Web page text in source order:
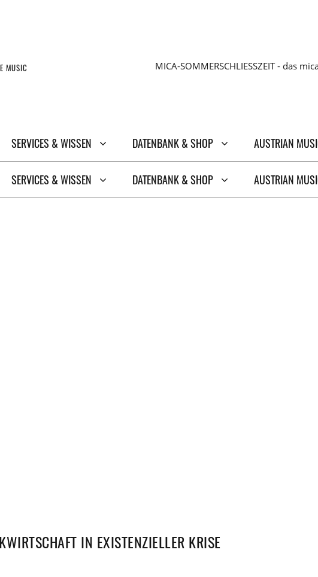
MUSIC MICA-SOMMERSCHLIESSZEIT - das
SERVICES & WISSEN DATENBANK & SHOP AUSTRIAN
SERVICES & WISSEN DATENBANK & SHOP AUSTRIAN
IN EXISTENZIELLER KRISE